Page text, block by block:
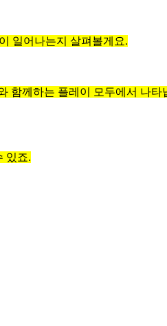
일어나는지 살펴볼게요.
함께하는 플레이 모두에서 나타
있죠.